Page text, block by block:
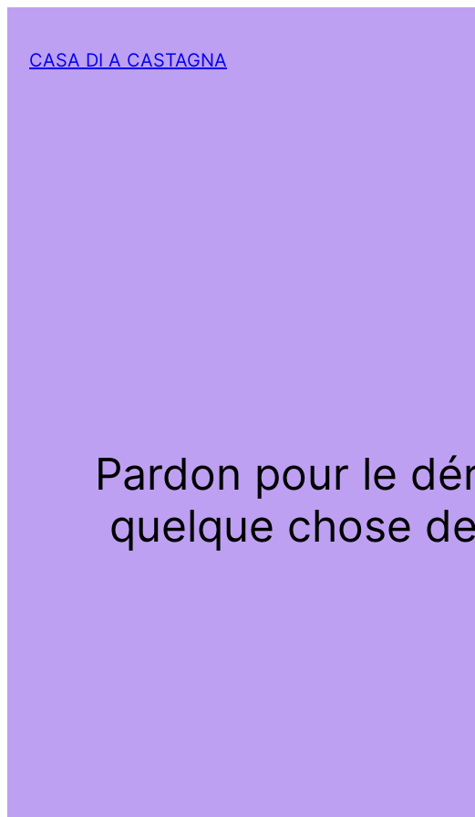
CASA DI A CASTAGNA
Pardon pour le
quelque chose